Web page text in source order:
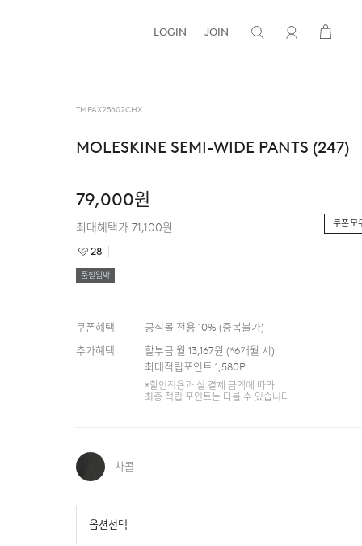
LOGIN JOIN
TMPAX25602CHX
MOLESKINE SEMI-WIDE PANTS (247)
79,000원
최대혜택가 71,100원 쿠폰 모
28
품절임박
쿠폰혜택 공식몰 전용 10% (중복불가)
추가혜택
할부금 월 13,167원 (*6개월 시)
최대적립포인트 1,580P
*할인적용과 실 결제 금액에 따라
최종 적립 포인트는 다를 수 있습니다.
차콜
옵션선택